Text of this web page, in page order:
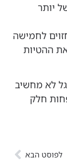
יותר
המומלצת היא בין 3 אחזוים לחמישה
ההטיות
לא מחשיב
חלק
לפוסט הבא